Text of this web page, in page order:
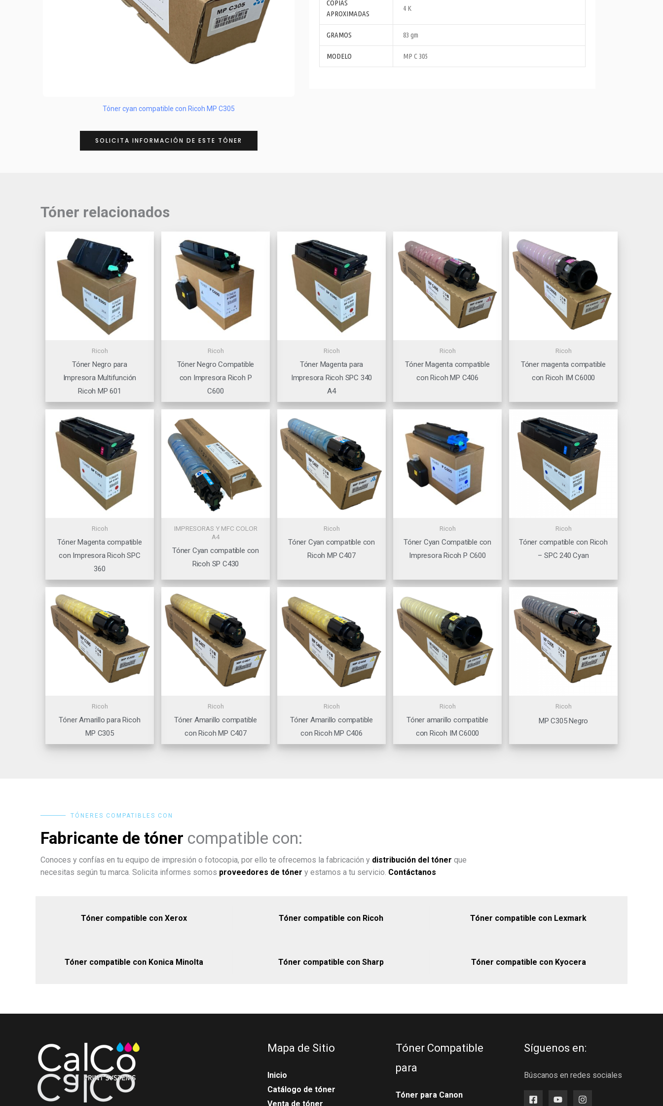
Tóner cyan compatible con Ricoh MP C305
SOLICITA INFORMACIÓN DE ESTE TÓNER
COPIAS
APROXIMADAS
4 K
GRAMOS 83 gm
MODELO MP C 305
Tóner relacionados
Ricoh
Tóner Negro para
Impresora Multifunción
Ricoh MP 601
Ricoh
Tóner Negro Compatible
con Impresora Ricoh P
C600
Ricoh
Tóner Magenta para
Impresora Ricoh SPC 340
A4
Ricoh
Tóner Magenta compatible
con Ricoh MP C406
Ricoh
Tóner magenta compatible
con Ricoh IM C6000
Ricoh
Tóner Magenta compatible
con Impresora Ricoh SPC
360
IMPRESORAS Y MFC COLOR
A4
Tóner Cyan compatible con
Ricoh SP C430
Ricoh
Tóner Cyan compatible con
Ricoh MP C407
Ricoh
Tóner Cyan Compatible con
Impresora Ricoh P C600
Ricoh
Tóner compatible con Ricoh
– SPC 240 Cyan
Ricoh
Tóner Amarillo para Ricoh
MP C305
Ricoh
Tóner Amarillo compatible
con Ricoh MP C407
Ricoh
Tóner Amarillo compatible
con Ricoh MP C406
Ricoh
Tóner amarillo compatible
con Ricoh IM C6000
Ricoh
MP C305 Negro
TÓNERES COMPATIBLES CON
Fabricante de tóner compatible con:
Conoces y confías en tu equipo de impresión o fotocopia, por ello te ofrecemos la fabricación y distribución del tóner que
necesitas según tu marca. Solicita informes somos proveedores de tóner y estamos a tu servicio. Contáctanos
Tóner compatible con Xerox Tóner compatible con Ricoh Tóner compatible con Lexmark
Tóner compatible con Konica Minolta Tóner compatible con Sharp Tóner compatible con Kyocera
Mapa de Sitio
Inicio
Catálogo de tóner
Venta de tóner
Tóner Compatible
para
Tóner para Canon
Síguenos en:
Búscanos en redes sociales